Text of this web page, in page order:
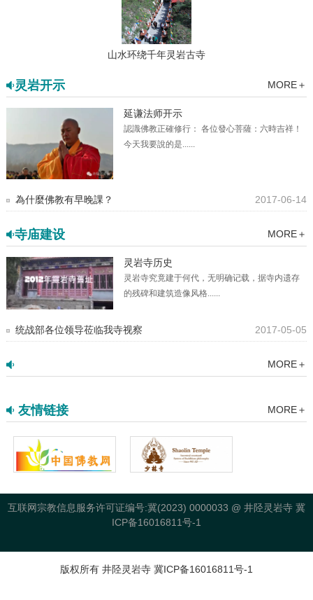
山水环绕千年灵岩古寺
灵岩开示 MORE＋
延谦法师开示
認識佛教正確修行： 各位發心菩薩：六時吉祥！
今天我要說的是......
2017-06-14
為什麼佛教有早晚課？
寺庙建设 MORE＋
灵岩寺历史
灵岩寺究竟建于何代，无明确记载，据寺内遗存
的残碑和建筑造像风格......
2017-05-05
统战部各位领导莅临我寺视察
MORE＋
友情链接 MORE＋
互联网宗教信息服务许可证编号:冀(2023) 0000033 @ 井陉灵岩寺 冀
ICP备16016811号-1
版权所有 井陉灵岩寺 冀ICP备16016811号-1